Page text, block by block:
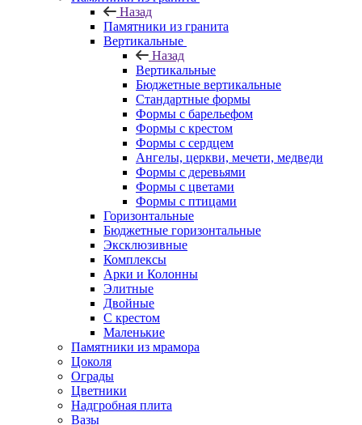
Назад
Памятники из гранита
Вертикальные
Назад
Вертикальные
Бюджетные вертикальные
Стандартные формы
Формы с барельефом
Формы с крестом
Формы с сердцем
Ангелы, церкви, мечети, медведи
Формы с деревьями
Формы с цветами
Формы с птицами
Горизонтальные
Бюджетные горизонтальные
Эксклюзивные
Комплексы
Арки и Колонны
Элитные
Двойные
С крестом
Маленькие
Памятники из мрамора
Цоколя
Ограды
Цветники
Надгробная плита
Вазы